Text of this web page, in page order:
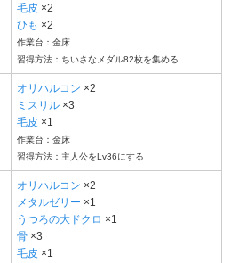
毛皮 ×2
ひも ×2
作業台：金床
習得方法：ちいさなメダル82枚を集める
オリハルコン ×2
ミスリル ×3
毛皮 ×1
作業台：金床
習得方法：主人公をLv36にする
オリハルコン ×2
メタルゼリー ×1
うつろの大ドクロ ×1
骨 ×3
毛皮 ×1